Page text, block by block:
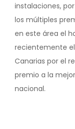
instalaciones,
los múltiples
en este área el
recientemente
Canarias por el
premio a la
nacional.